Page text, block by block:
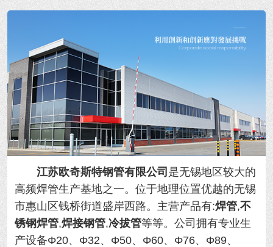
江苏欧奇斯特钢管有限公司 是无锡地区较大的
高频焊管生产基地之一。位于地理位置优越的无锡
市惠山区钱桥街道盛岸西路。主营产品有:焊管,不
锈钢焊管,焊接钢管,冷拔管等等。 公司拥有专业生
产设备Φ20、Φ32、Φ50、Φ60、Φ76、Φ89、